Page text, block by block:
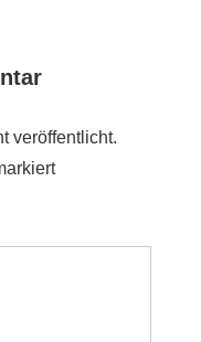
veröffentlicht.